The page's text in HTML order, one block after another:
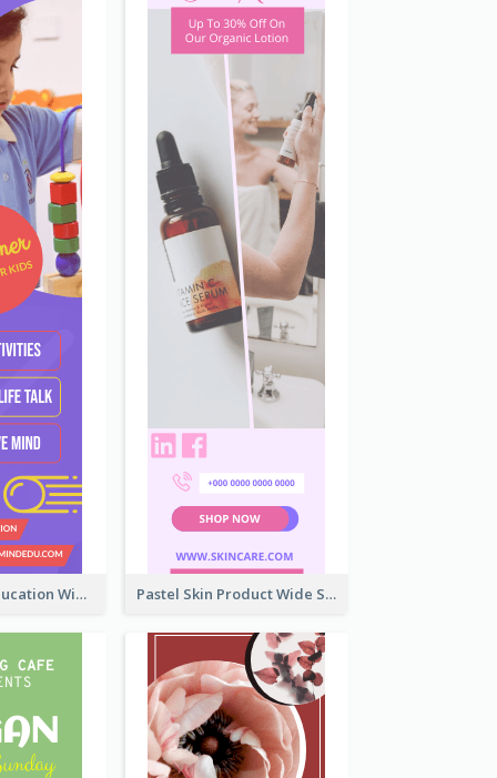
Mindfulness Education Wide Skyscraper Banner Pastel Skin Product Wide Skyscraper Banner Design